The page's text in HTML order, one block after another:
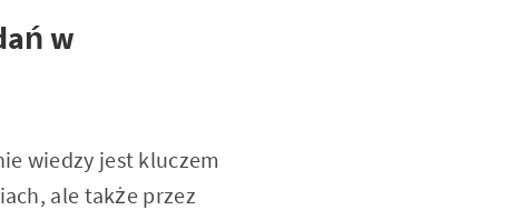
w
wiedzy jest kluczem
ale także przez